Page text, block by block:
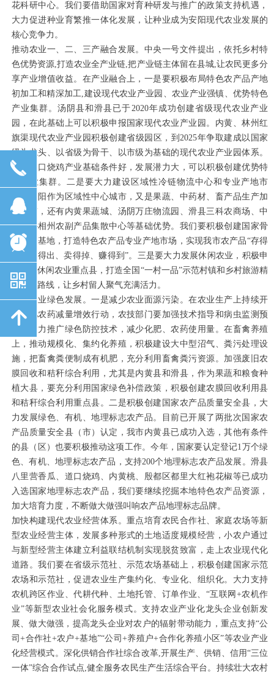
花科研中心。我们要借助国家对育种研发与推广的政策支持机遇，
大力促进种业育繁推一体化发展，让种业成为安阳现代农业发展的
核心竞争力。
推动农业一、二、三产融合发展。中央一号文件提出，依托乡村特
色优势资源,打造农业全产业链,把产业链主体留在县城,让农民更多分
享产业增值收益。在产业融合上，一是要积极布局特色农产品产地
初加工和精深加工,建设现代农业产业园、农业产业强镇、优势特色
产业集群。汤阴县和滑县已于2020年成功创建省级现代农业产业
园，在此基础上可以积极申报国家现代农业产业园。内黄、林州红
旗渠现代农业产业园积极创建省级园区，到2025年争取建成以国家
级为龙头、以省级为骨干、以市级为基础的现代农业产业园体系。
滑县道口烧鸡产业基础条件好，发展潜力大，可以积极创建优势特
色产业集群。二是要大力建设区域性冷链物流中心和专业产地市
场。安阳作为区域性中心城市，又是果蔬、中药材、畜产品生产加
工大市，还有内黄果蔬城、汤阴万庄物流园、滑县三科农商场、中
农联—相州农副产品集散中心等基础优势。我们要积极创建国家骨
干物流基地，打造特色农产品专业产地市场，实现我市农产品“存得
住、运得出、卖得掉、赚得到”。三是要大力发展休闲农业，积极申
报国家休闲农业重点县，打造全国“一村一品”示范村镇和乡村旅游精
品景点路线，让乡村留人聚气充满活力。
推进农业绿色发展。一是减少农业面源污染。在农业生产上持续开
展化肥农药减量增效行动，农技部门要加强技术指导和病虫监测预
警，大力推广绿色防控技术，减少化肥、农药使用量。在畜禽养殖
上，推动规模化、集约化养殖，积极建设大中型沼气、粪污处理设
施，把畜禽粪便制成有机肥，充分利用畜禽粪污资源。加强废旧农
膜回收和秸秆综合利用，尤其是内黄县和滑县，作为果蔬和粮食种
植大县，要充分利用国家绿色补偿政策，积极创建农膜回收利用县
和秸秆综合利用重点县。二是积极创建国家农产品质量安全县，大
力发展绿色、有机、地理标志农产品。目前已开展了两批次国家农
产品质量安全县（市）认定，我市内黄县已成功入选，其他有条件
的县（区）也要积极推动这项工作。今年，国家要认定登记1万个绿
色、有机、地理标志农产品，支持200个地理标志农产品发展。滑县
八里营香瓜、道口烧鸡、内黄桃、殷都区都里大红袍花椒等已成功
入选国家地理标志农产品，我们要继续挖掘本地特色农产品资源，
加大培育力度，不断做大做强叫响农产品地理标志品牌。
加快构建现代农业经营体系。重点培育农民合作社、家庭农场等新
型农业经营主体，发展多种形式的土地适度规模经营，小农户通过
与新型经营主体建立利益联结机制实现脱贫致富，走上农业现代化
道路。我们要在省级示范社、示范农场基础上，积极创建国家示范
农场和示范社，促进农业生产集约化、专业化、组织化。大力支持
农机跨区作业、代耕代种、土地托管、订单作业、“互联网+农机作
业”等新型农业社会化服务模式。支持农业产业化龙头企业创新发
展、做大做强，提高龙头企业对农户的辐射带动能力，重点支持“公
司+合作社+农户+基地”“公司+养殖户+合作化养殖小区”等农业产业
化经营模式。深化供销合作社综合改革,开展生产、供销、信用“三位
一体”综合合作试点,健全服务农民生产生活综合平台。持续壮大农村
끅
뀩
뀥
낃
녕